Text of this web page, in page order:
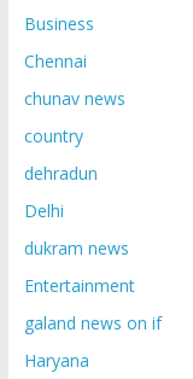
Business
Chennai
chunav news
country
dehradun
Delhi
dukram news
Entertainment
galand news on if
Haryana